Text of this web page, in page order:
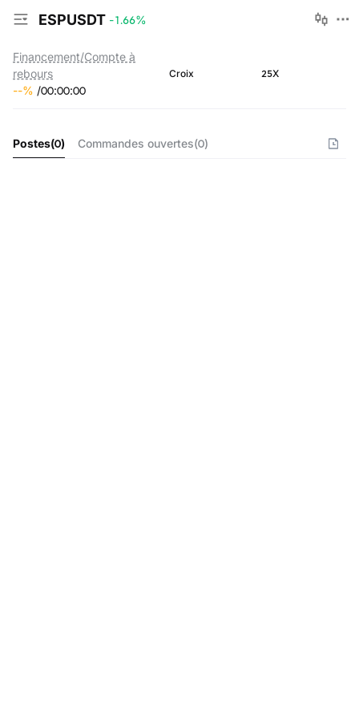
ESPUSDT -1.66%
Financement/Compte à
rebours
--% /00:00:00
Croix 25X
Postes(0) Commandes ouvertes(0)